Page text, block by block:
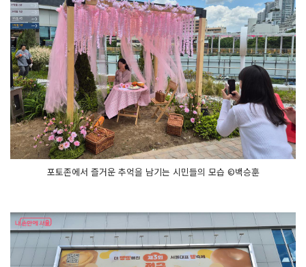
포토존에서 즐거운 추억을 남기는 시민들의 모습 ©백승훈